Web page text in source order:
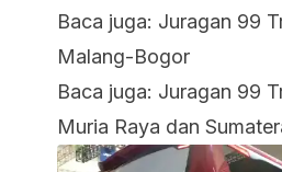
Baca juga: Juragan 99
Malang-Bogor
Baca juga: Juragan 99
Muria Raya dan